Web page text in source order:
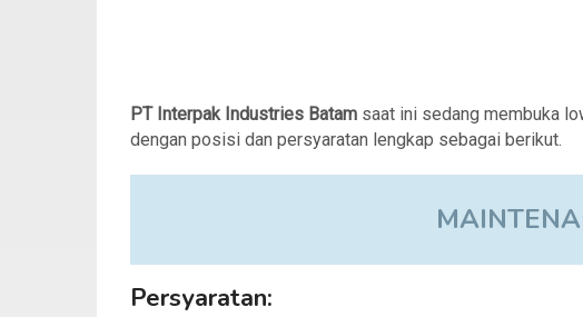
PT Interpak Industries Batam saat ini sedang membuka
dengan posisi dan persyaratan lengkap sebagai berikut.
Persyaratan: